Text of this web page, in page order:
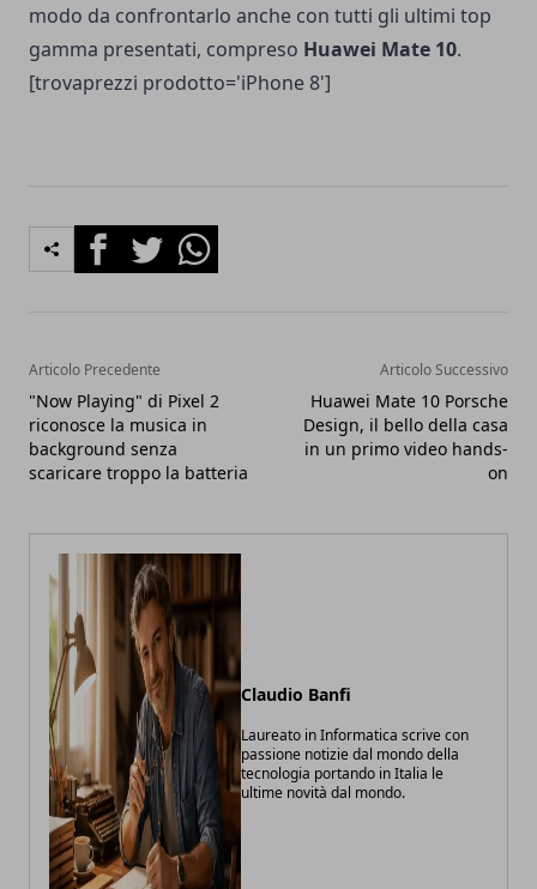
modo da confrontarlo anche con tutti gli ultimi top
gamma presentati, compreso Huawei Mate 10.
[trovaprezzi prodotto='iPhone 8']
FacebookTwitterWhatsapp
Articolo Precedente
"Now Playing" di Pixel 2
riconosce la musica in
background senza
scaricare troppo la batteria
Articolo Successivo
Huawei Mate 10 Porsche
Design, il bello della casa
in un primo video hands-
on
Claudio Banfi
Laureato in Informatica scrive con
passione notizie dal mondo della
tecnologia portando in Italia le
ultime novità dal mondo.